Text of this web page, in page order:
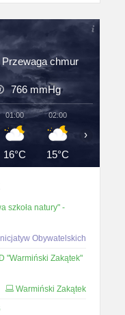
Przewaga chmur
766 mmHg
01:00
16°C
02:00
15°C
›
szkoła natury" -
Obywatelskich
"Warmiński Zakątek"
Warmiński Zakątek